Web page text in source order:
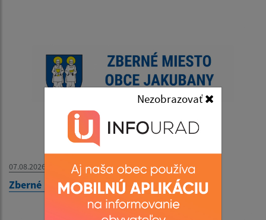
Nezobrazovať
07.08.2026
Zberné miesto - OZNAM